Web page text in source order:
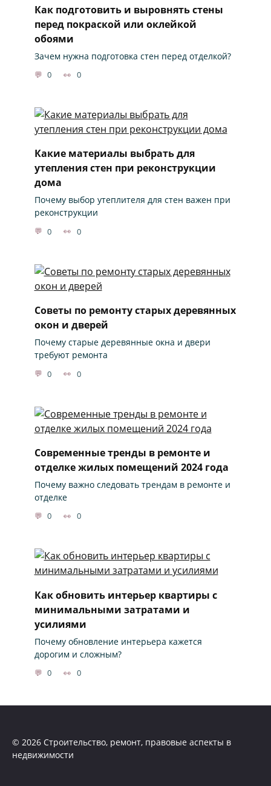
Как подготовить и выровнять стены
перед покраской или оклейкой
обоями
Зачем нужна подготовка стен перед отделкой?
0 0
Какие материалы выбрать для
утепления стен при реконструкции
дома
Почему выбор утеплителя для стен важен при
реконструкции
0 0
Советы по ремонту старых деревянных
окон и дверей
Почему старые деревянные окна и двери
требуют ремонта
0 0
Современные тренды в ремонте и
отделке жилых помещений 2024 года
Почему важно следовать трендам в ремонте и
отделке
0 0
Как обновить интерьер квартиры с
минимальными затратами и
усилиями
Почему обновление интерьера кажется
дорогим и сложным?
0 0
© 2026 Строительство, ремонт, правовые аспекты в
недвижимости